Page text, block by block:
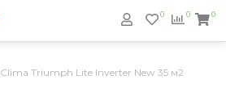
0
0 0
Triumph Lite Inverter New 35 м2